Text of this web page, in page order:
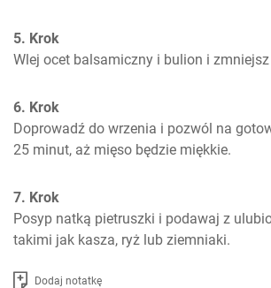
5. Krok
Wlej ocet balsamiczny i bulion i zmniejsz
6. Krok
Doprowadź do wrzenia i pozwól na
25 minut, aż mięso będzie miękkie.
7. Krok
Posyp natką pietruszki i podawaj z
takimi jak kasza, ryż lub ziemniaki.
Dodaj notatkę